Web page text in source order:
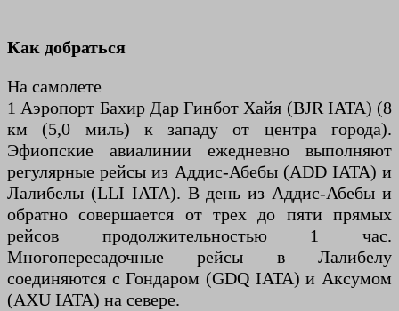
Как добраться
На самолете
1 Аэропорт Бахир Дар Гинбот Хайя (BJR IATA) (8
км (5,0 миль) к западу от центра города).
Эфиопские авиалинии ежедневно выполняют
регулярные рейсы из Аддис-Абебы (ADD IATA) и
Лалибелы (LLI IATA). В день из Аддис-Абебы и
обратно совершается от трех до пяти прямых
рейсов продолжительностью 1 час.
Многопересадочные рейсы в Лалибелу
соединяются с Гондаром (GDQ IATA) и Аксумом
(AXU IATA) на севере.